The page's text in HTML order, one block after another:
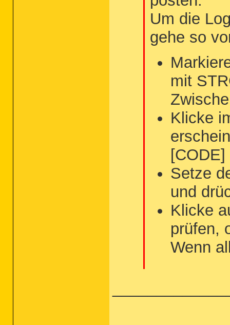
Um die
gehe so
mit
Klicke
Setze
und
Klicke
prüfen,
Wenn